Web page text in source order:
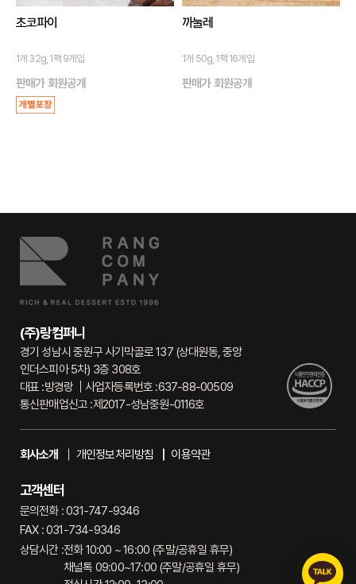
초코파이
1개 32g, 1팩 9개입
판매가 회원공개
까눌레
1개 50g, 1팩 16개입
판매가 회원공개
(주)랑컴퍼니
경기 성남시 중원구 사기막골로 137 (상대원동, 중앙
인더스피아 5차) 3층 308호
대표 :방경랑 사업자등록번호 :637-88-00509
통신판매업신고 :제2017-성남중원-0116호
회사소개 개인정보처리방침 이용약관
고객센터
문의전화 : 031-747-9346
FAX : 031-734-9346
상담시간 :전화 10:00 ~ 16:00 (주말/공휴일 휴무)
채널톡 09:00~17:00 (주말/공휴일 휴무)